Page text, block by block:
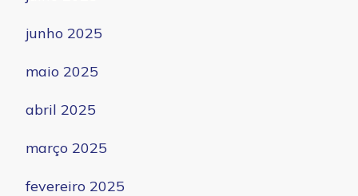
junho 2025
maio 2025
abril 2025
março 2025
fevereiro 2025